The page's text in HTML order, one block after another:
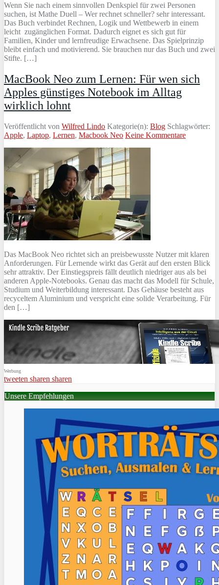
Wenn Sie nach einem sinnvollen Denkspiel für zwei Personen
suchen, ist Mathe Duell – Wer rechnet schneller? sehr interessant.
Das Buch verbindet Rechnen, Logik und Wettbewerb in einem
leicht zugänglichen Format. Dadurch eignet es sich gut für
Familien, Kinder und lernfreudige Erwachsene. Das Spielprinzip
bleibt einfach und motivierend. Sie brauchen nur das Buch und zwei
Stifte. […]
MacBook Neo zum Lernen: Für wen sich
Apples günstiges Notebook im Alltag
wirklich lohnt
Veröffentlicht von Wilfred Lindo Kategorie(n): Blog Schlagwörter:
Apple, Laptop, Lernen, Macbook Neo Keine Kommentare
Das MacBook Neo richtet sich an preisbewusste Nutzer mit klaren
Anforderungen. Für Lernende wirkt das Gerät auf den ersten Blick
sehr attraktiv. Der Einstiegspreis fällt deutlich niedriger aus als bei
anderen Apple-Notebooks. Genau das macht das Modell für Schule,
Studium und Weiterbildung interessant. Das Gehäuse besteht aus
recyceltem Aluminium und verspricht eine solide Verarbeitung. Für
den […]
Werbung
tweeten sharen sharen
Unsere Empfehlungen